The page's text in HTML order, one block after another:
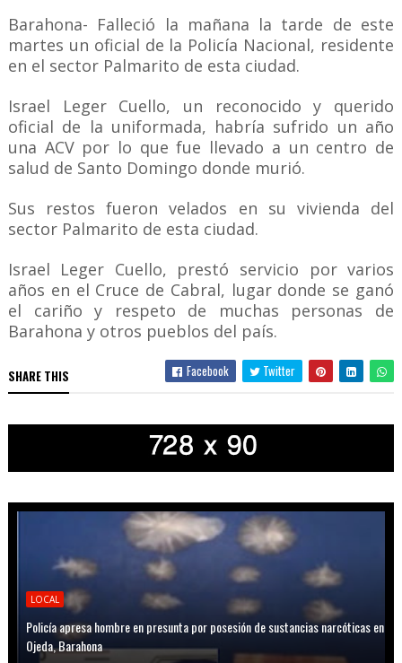
Barahona- Falleció la mañana la tarde de este
martes un oficial de la Policía Nacional, residente
en el sector Palmarito de esta ciudad.
Israel Leger Cuello, un reconocido y querido
oficial de la uniformada, habría sufrido un año
una ACV por lo que fue llevado a un centro de
salud de Santo Domingo donde murió.
Sus restos fueron velados en su vivienda del
sector Palmarito de esta ciudad.
Israel Leger Cuello, prestó servicio por varios
años en el Cruce de Cabral, lugar donde se ganó
el cariño y respeto de muchas personas de
Barahona y otros pueblos del país.
SHARE THIS Facebook Twitter
LOCAL
Policía apresa hombre en presunta por posesión de sustancias narcóticas en
Ojeda, Barahona